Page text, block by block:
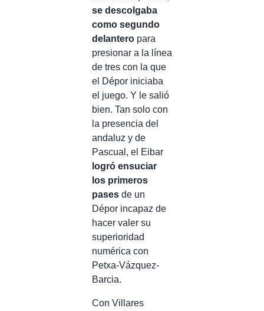
se descolgaba
como segundo
delantero para
presionar a la línea
de tres con la que
el Dépor iniciaba
el juego. Y le salió
bien. Tan solo con
la presencia del
andaluz y de
Pascual, el Eibar
logró ensuciar
los primeros
pases de un
Dépor incapaz de
hacer valer su
superioridad
numérica con
Petxa-Vázquez-
Barcia.
Con Villares